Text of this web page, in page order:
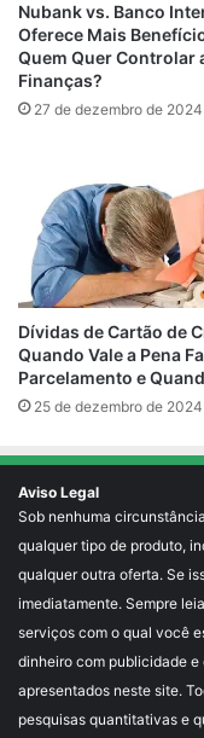
Nubank vs. Banco
Oferece Mais
Quem Quer Controlar
Finanças?
27 de dezembro de 2024
Dívidas de Cartão de
Quando Vale a Pena
Parcelamento e
25 de dezembro de 2024
Aviso Legal
Sob nenhuma
qualquer tipo de produto,
qualquer outra oferta. Se
imediatamente. Sempre
serviços com o qual você
dinheiro com publicidade
apresentados neste site.
pesquisas quantitativas e